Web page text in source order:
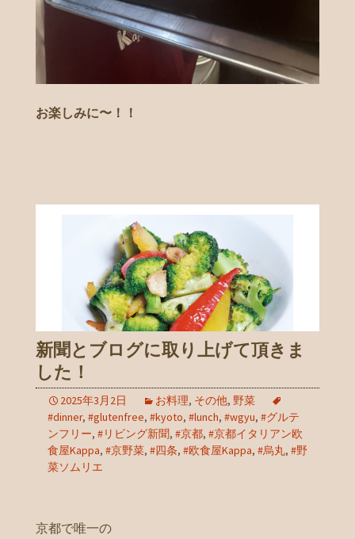
お楽しみに〜！！
新聞とブログに取り上げて頂きま
した！
2025年3月2日 お料理, その他, 野菜
#dinner, #glutenfree, #kyoto, #lunch, #wgyu, #グルテ
ンフリー, #リビング新聞, #京都, #京都イタリアン欧
食屋Kappa, #京野菜, #四条, #欧食屋Kappa, #烏丸, #野
菜ソムリエ
京都で唯一の